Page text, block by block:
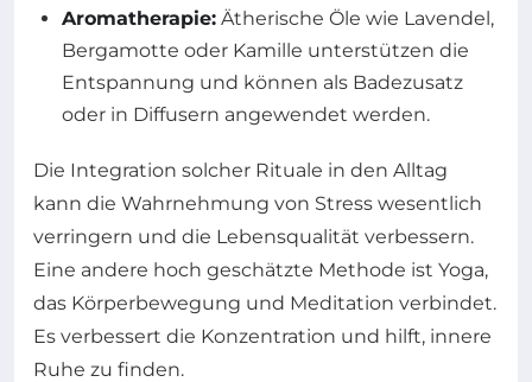
Aromatherapie: Ätherische Öle wie Lavendel,
Bergamotte oder Kamille unterstützen die
Entspannung und können als Badezusatz
oder in Diffusern angewendet werden.
Die Integration solcher Rituale in den Alltag
kann die Wahrnehmung von Stress wesentlich
verringern und die Lebensqualität verbessern.
Eine andere hoch geschätzte Methode ist Yoga,
das Körperbewegung und Meditation verbindet.
Es verbessert die Konzentration und hilft, innere
Ruhe zu finden.